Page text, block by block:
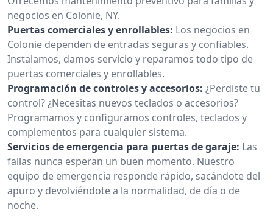
negocios en Colonie, NY.
Puertas comerciales y enrollables: Los negocios en
Colonie dependen de entradas seguras y confiables.
Instalamos, damos servicio y reparamos todo tipo de
puertas comerciales y enrollables.
Programación de controles y accesorios: ¿Perdiste tu
control? ¿Necesitas nuevos teclados o accesorios?
Programamos y configuramos controles, teclados y
complementos para cualquier sistema.
Servicios de emergencia para puertas de garaje: Las
fallas nunca esperan un buen momento. Nuestro
equipo de emergencia responde rápido, sacándote del
apuro y devolviéndote a la normalidad, de día o de
noche.